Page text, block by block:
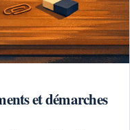
et démarches